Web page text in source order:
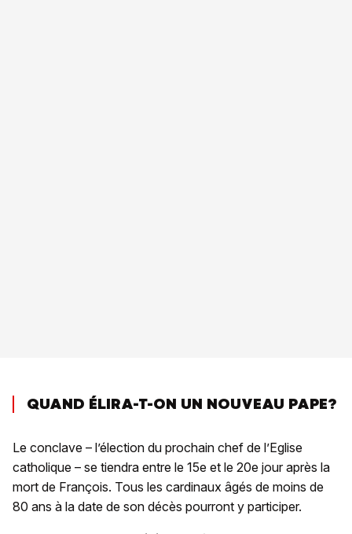
QUAND ÉLIRA-T-ON UN NOUVEAU PAPE?
Le conclave – l’élection du prochain chef de l’Eglise
catholique – se tiendra entre le 15e et le 20e jour après la
mort de François. Tous les cardinaux âgés de moins de
80 ans à la date de son décès pourront y participer.